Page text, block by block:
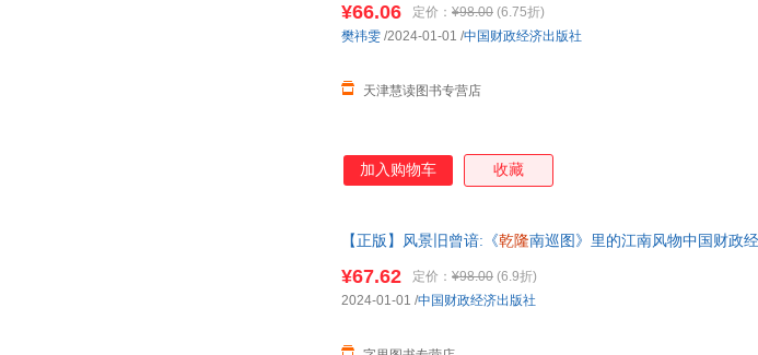
¥66.06 定价： ¥98.00 (6.75折)
天津慧读图书专营店
樊祎雯 /2024-01-01 /中国财政经济出版社
加入购物车 收藏
【正版】风景旧曾谙:《乾隆南巡图》里的江南风物中国财政
¥67.62 定价： ¥98.00 (6.9折)
2024-01-01 /中国财政经济出版社